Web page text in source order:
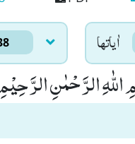
اٰياتها
الرَّحْمٰنِ